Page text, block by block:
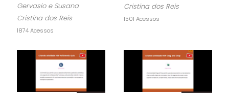
Gervasio e Susana
Cristina dos Reis
1874 Acessos
Cristina dos Reis
1501 Acessos